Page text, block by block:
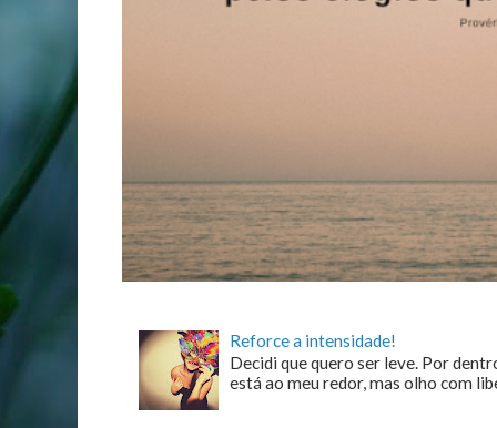
Reforce a intensidade!
Decidi que quero ser leve. Por
está ao meu redor, mas olho com